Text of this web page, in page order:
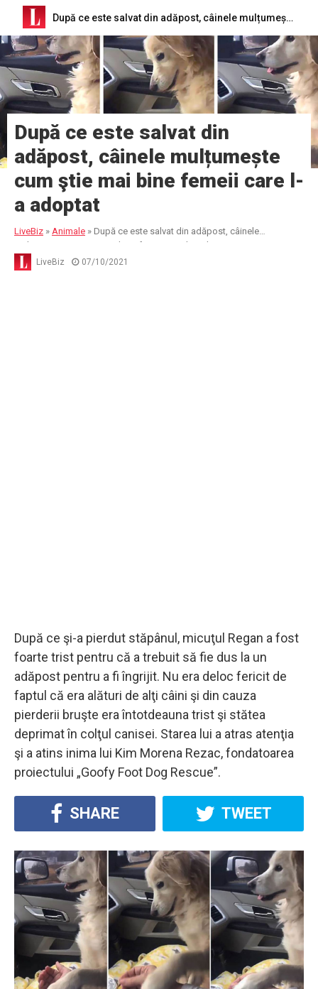
După ce este salvat din adăpost, câinele mulțumește cum ştie mai bine femeii care l-a adoptat
După ce este salvat din
adăpost, câinele mulțumește
cum ştie mai bine femeii care l-
a adoptat
LiveBiz » Animale » După ce este salvat din adăpost, câinele
mulțumește cum ştie mai bine femeii care l-a adoptat
LiveBiz 07/10/2021
După ce şi-a pierdut stăpânul, micuţul Regan a fost
foarte trist pentru că a trebuit să fie dus la un
adăpost pentru a fi îngrijit. Nu era deloc fericit de
faptul că era alături de alţi câini şi din cauza
pierderii bruşte era întotdeauna trist şi stătea
deprimat în colţul canisei. Starea lui a atras atenţia
şi a atins inima lui Kim Morena Rezac, fondatoarea
proiectului „Goofy Foot Dog Rescue”.
SHARE TWEET